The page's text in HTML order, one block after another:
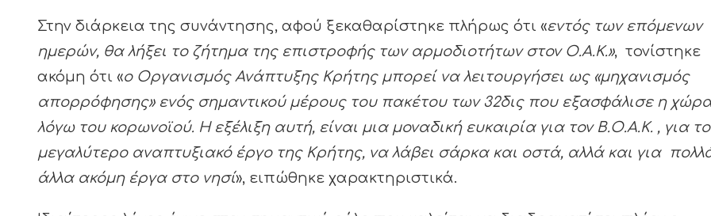
Στην διάρκεια της συνάντησης, αφού ξεκαθαρίστηκε πλήρως ότι «εντός των επόμενων
ημερών, θα λήξει το ζήτημα της επιστροφής των αρμοδιοτήτων στον Ο.Α.Κ.», τονίστηκε
ακόμη ότι «ο Οργανισμός Ανάπτυξης Κρήτης μπορεί να λειτουργήσει ως «μηχανισμός
απορρόφησης» ενός σημαντικού μέρους του πακέτου των 32δις που εξασφάλισε η
λόγω του κορωνοϊού. Η εξέλιξη αυτή, είναι μια μοναδική ευκαιρία για τον Β.Ο.Α.Κ. , για το
μεγαλύτερο αναπτυξιακό έργο της Κρήτης, να λάβει σάρκα και οστά, αλλά και για
άλλα ακόμη έργα στο νησί», ειπώθηκε χαρακτηριστικά.